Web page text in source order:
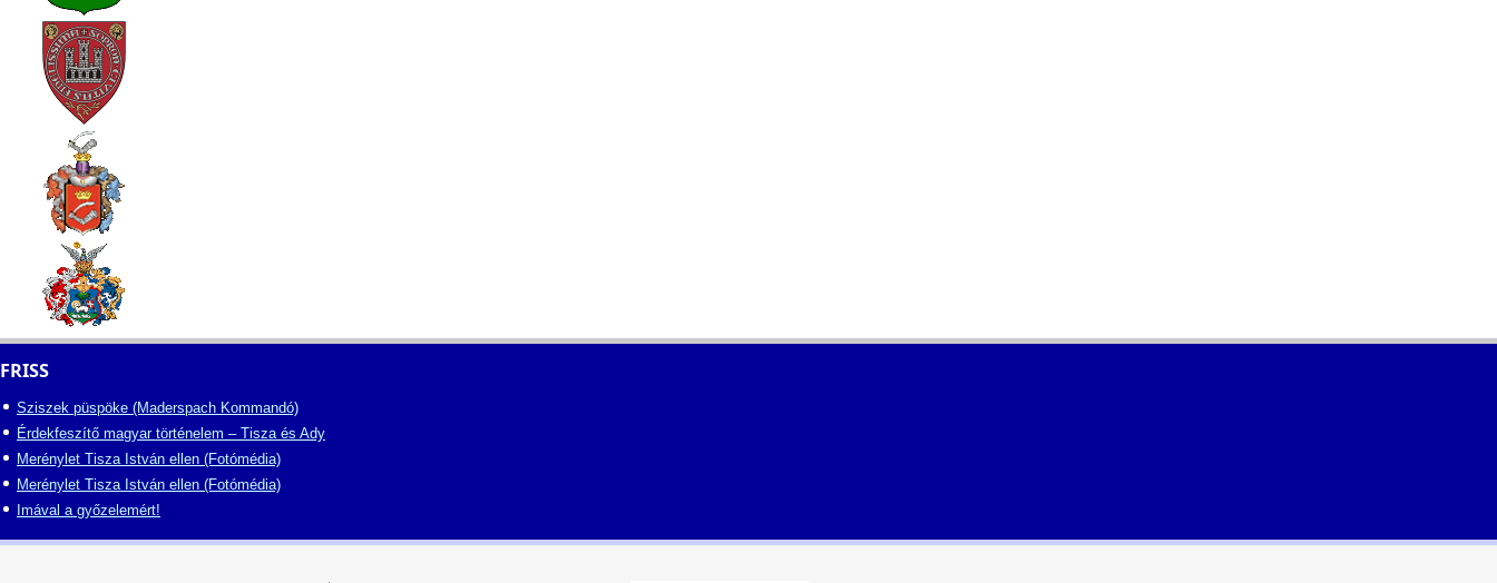
FRISS
Sziszek püspöke (Maderspach Kommandó)
Érdekfeszítő magyar történelem – Tisza és Ady
Merénylet Tisza István ellen (Fotómédia)
Merénylet Tisza István ellen (Fotómédia)
Imával a győzelemért!